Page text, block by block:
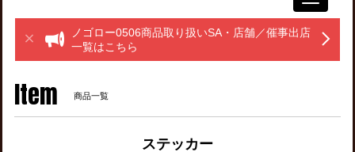
ノゴロー0506商品取り扱いSA・店舗／催事出店
一覧はこちら
Item 商品一覧
ステッカー